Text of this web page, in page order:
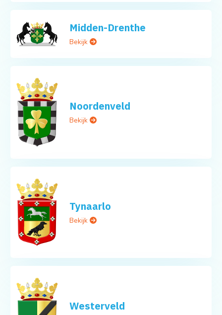
Midden-Drenthe
Bekijk
Noordenveld
Bekijk
Tynaarlo
Bekijk
Westerveld